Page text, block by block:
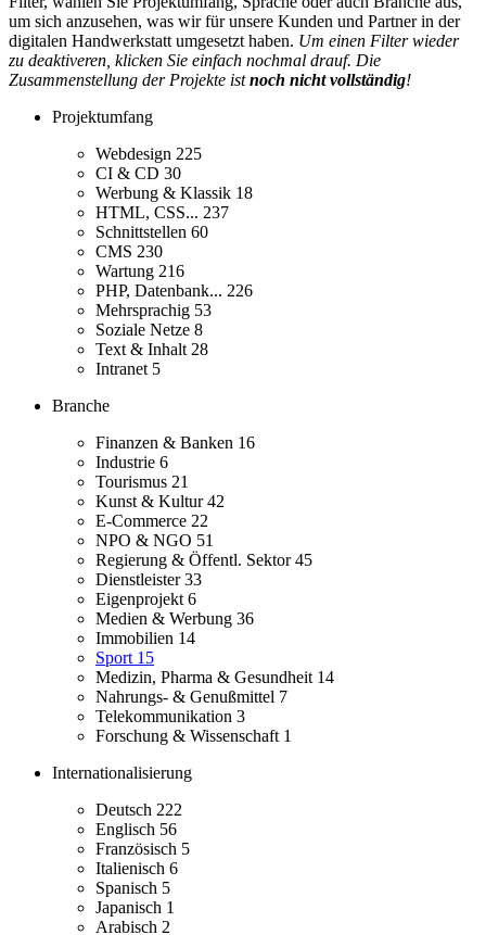
um sich anzusehen, was wir für unsere Kunden und Partner in der
digitalen Handwerkstatt umgesetzt haben. Um einen Filter wieder
zu deaktiveren, klicken Sie einfach nochmal drauf. Die
Zusammenstellung der Projekte istnoch nicht vollständig!
Projektumfang
Webdesign 225
CI & CD 30
Werbung & Klassik 18
HTML, CSS... 237
Schnittstellen 60
CMS 230
Wartung 216
PHP, Datenbank... 226
Mehrsprachig 53
Soziale Netze 8
Text & Inhalt 28
Intranet 5
Branche
Finanzen & Banken 16
Industrie 6
Tourismus 21
Kunst & Kultur42
E-Commerce 22
NPO & NGO 51
Regierung & Öffentl. Sektor45
Dienstleister33
Eigenprojekt 6
Medien & Werbung 36
Immobilien 14
Sport 15
Medizin, Pharma & Gesundheit 14
Nahrungs- & Genußmittel 7
Telekommunikation 3
Forschung & Wissenschaft 1
Internationalisierung
Deutsch 222
Englisch 56
Französisch 5
Italienisch 6
Spanisch 5
Japanisch 1
Arabisch 2